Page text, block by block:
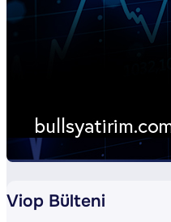
Viop Bülteni